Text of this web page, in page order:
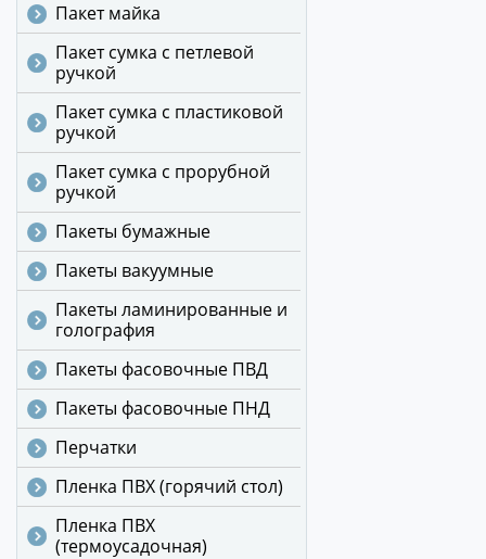
Пакет майка
Пакет сумка с петлевой
ручкой
Пакет сумка с пластиковой
ручкой
Пакет сумка с прорубной
ручкой
Пакеты бумажные
Пакеты вакуумные
Пакеты ламинированные и
голография
Пакеты фасовочные ПВД
Пакеты фасовочные ПНД
Перчатки
Пленка ПВХ (горячий стол)
Пленка ПВХ
(термоусадочная)